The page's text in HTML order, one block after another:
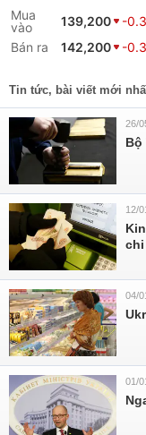
Mua
vào
139,200
-
Bán ra
142,200 -
Tin tức, bài viết mới
26/
Bộ
12/
chi
04/
01/